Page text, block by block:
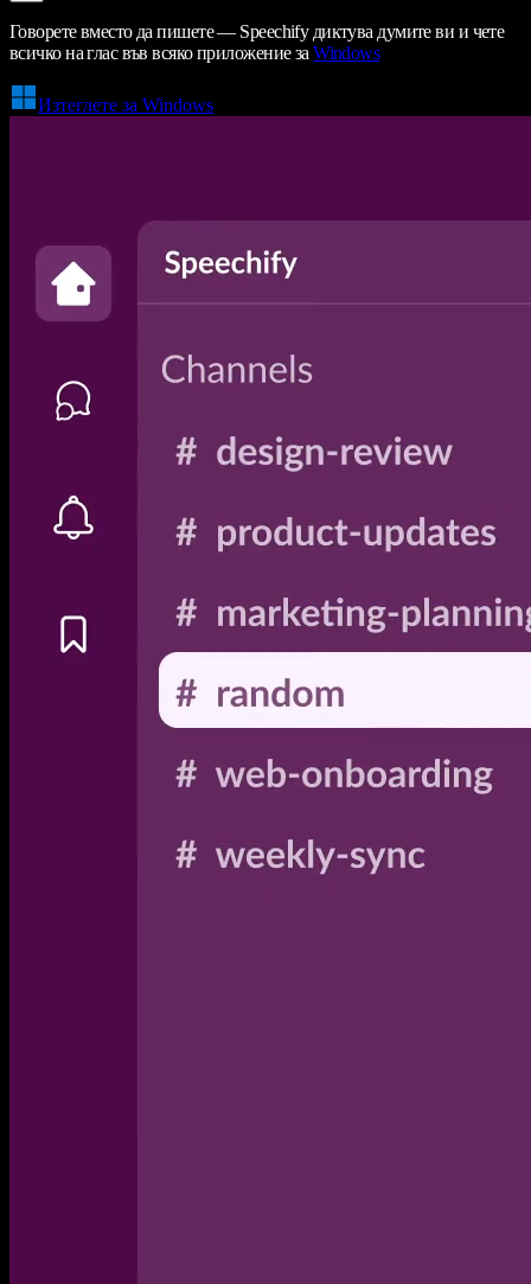
Говорете вместо да пишете — Speechify диктува думите ви и чете
всичко на глас във всяко приложение заWindows
Изтеглете за Windows